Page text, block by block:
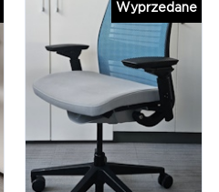
Wyprzedane